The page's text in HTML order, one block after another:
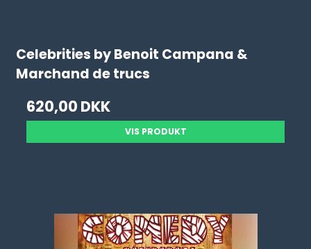
Celebrities by Benoit Campana &
Marchand de trucs
620,00 DKK
VIS PRODUKT